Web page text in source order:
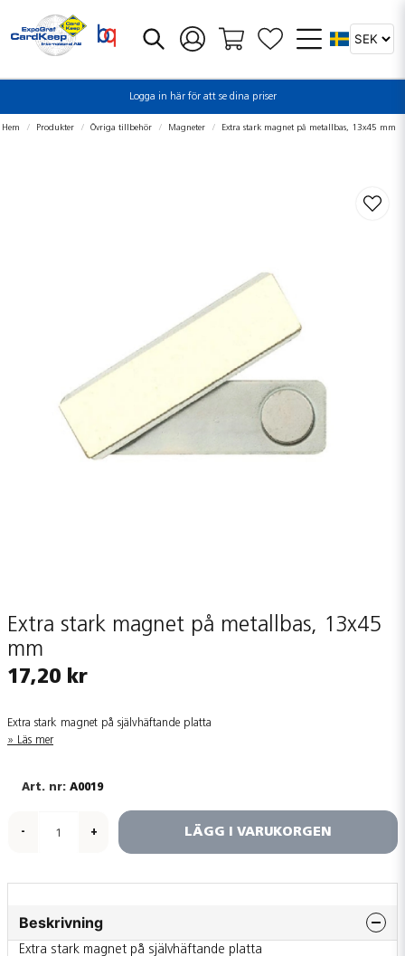
Logga in här för att se dina priser
Hem Produkter Övriga tillbehör Magneter Extra stark magnet på metallbas, 13x45 mm
Extra stark magnet på metallbas, 13x45
mm
17,20 kr
Extra stark magnet på självhäftande platta
Läs mer
A0019
- + LÄGG I VARUKORGEN
Beskrivning
Extra stark magnet på självhäftande platta